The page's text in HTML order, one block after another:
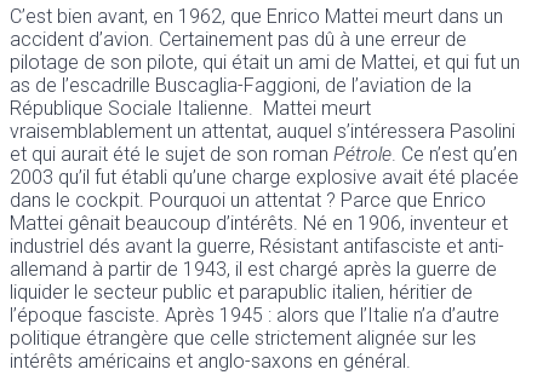
C’est bien avant, en 1962, que Enrico Mattei meurt dans un
accident d’avion. Certainement pas dû à une erreur de
pilotage de son pilote, qui était un ami de Mattei, et qui fut un
as de l’escadrille Buscaglia-Faggioni, de l’aviation de la
République Sociale Italienne. Mattei meurt
vraisemblablement un attentat, auquel s’intéressera Pasolini
et qui aurait été le sujet de son roman Pétrole. Ce n’est qu’en
2003 qu’il fut établi qu’une charge explosive avait été placée
dans le cockpit. Pourquoi un attentat ? Parce que Enrico
Mattei gênait beaucoup d’intérêts. Né en 1906, inventeur et
industriel dés avant la guerre, Résistant antifasciste et anti-
allemand à partir de 1943, il est chargé après la guerre de
liquider le secteur public et parapublic italien, héritier de
l’époque fasciste. Après 1945 : alors que l’Italie n’a d’autre
politique étrangère que celle strictement alignée sur les
intérêts américains et anglo-saxons en général.